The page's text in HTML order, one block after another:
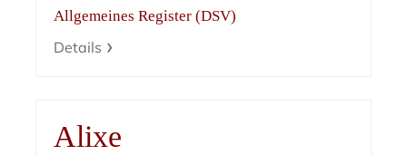
Allgemeines Register (DSV)
Details
Alixe